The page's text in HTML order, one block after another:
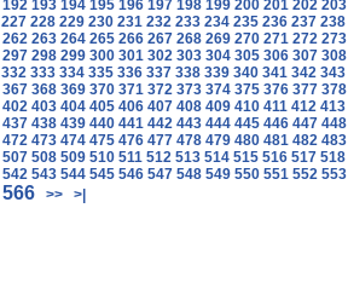
192 193 194 195 196 197 198 199 200 201 202 203
227 228 229 230 231 232 233 234 235 236 237 238
262 263 264 265 266 267 268 269 270 271 272 273
297 298 299 300 301 302 303 304 305 306 307 308
332 333 334 335 336 337 338 339 340 341 342 343
367 368 369 370 371 372 373 374 375 376 377 378
402 403 404 405 406 407 408 409 410 411 412 413
437 438 439 440 441 442 443 444 445 446 447 448
472 473 474 475 476 477 478 479 480 481 482 483
507 508 509 510 511 512 513 514 515 516 517 518
542 543 544 545 546 547 548 549 550 551 552 553
566 >> >|